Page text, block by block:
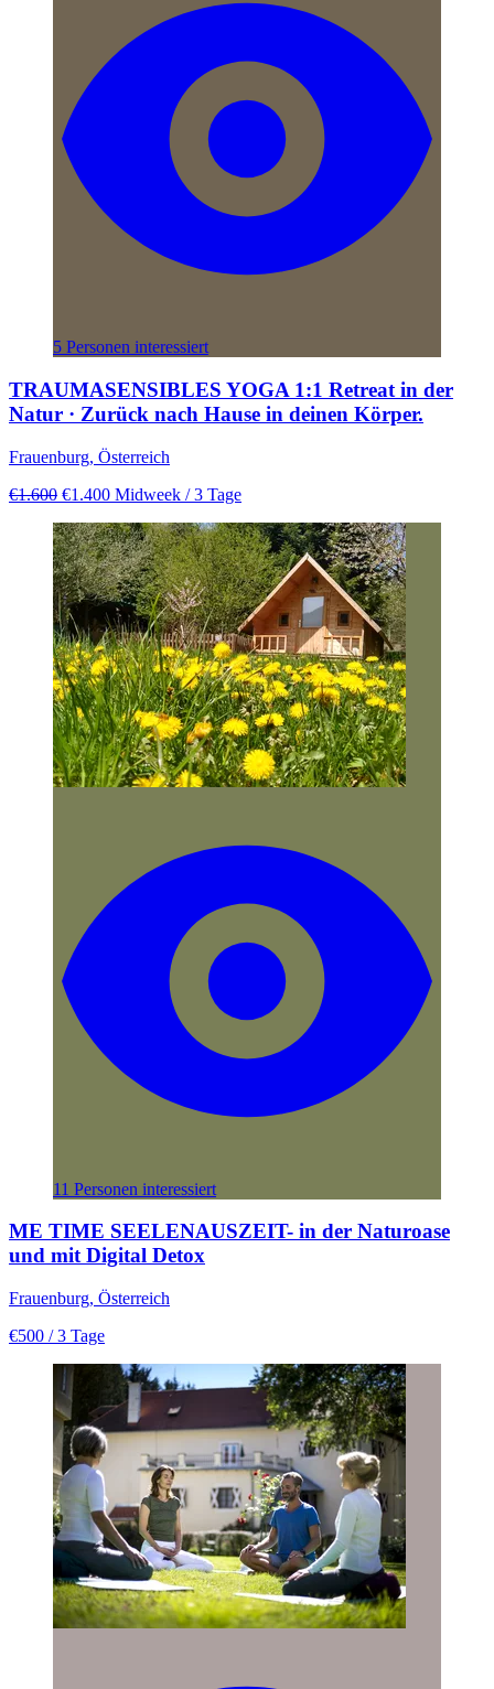
5 Personen interessiert
TRAUMASENSIBLES YOGA 1:1 Retreat in der
Natur · Zurück nach Hause in deinen Körper.
Frauenburg, Österreich
€1.600 €1.400 Midweek / 3 Tage
11 Personen interessiert
ME TIME SEELENAUSZEIT- in der Naturoase
und mit Digital Detox
Frauenburg, Österreich
€500 / 3 Tage